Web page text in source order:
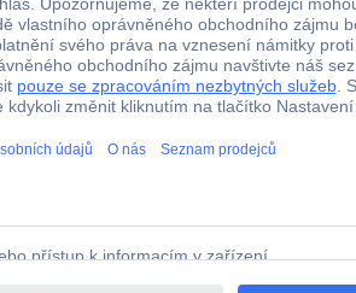
100 mm
125 mm